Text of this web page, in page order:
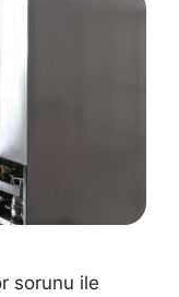
sorunu ile